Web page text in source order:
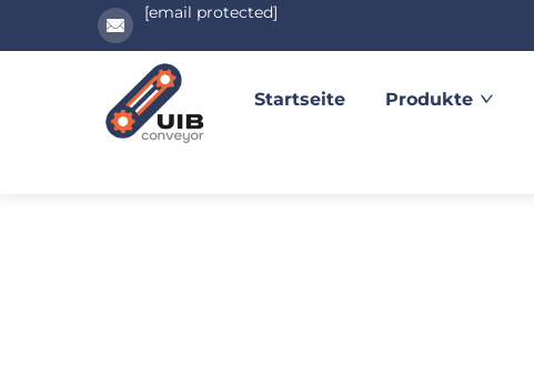
[email protected]
Startseite Produkte